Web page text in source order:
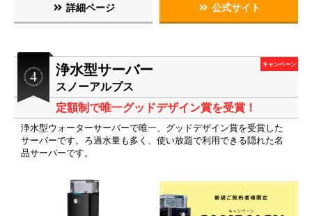
詳細ページ 公式サイト
浄水型サーバー
スノーアルプス
キャンペーン
定額制で唯一グッドデザイン賞を受賞！
浄水型ウォーターサーバーで唯一、グッドデザイン賞を受賞した
サーバーです。ろ過水量も多く、使い放題で利用できる隠れた名
品サーバーです。